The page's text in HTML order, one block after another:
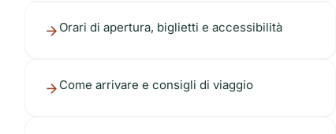
Orari di apertura, biglietti e accessibilità
Come arrivare e consigli di viaggio